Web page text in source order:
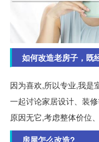
如何改造老房子，既
因为喜欢,所以专业,我是
一起讨论家居设计、装
原因无它,考虑整体价位